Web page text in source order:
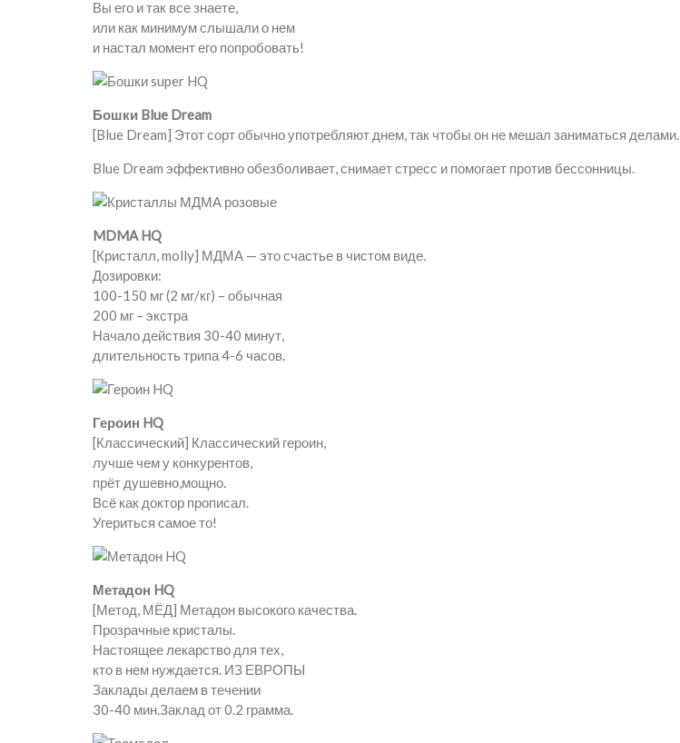
Вы его и так все знаете,
или как минимум слышали о нем
и настал момент его попробовать!
Бошки Blue Dream
[Blue Dream] Этот сорт обычно употребляют днем, так чтобы он не мешал заниматься делами.
Blue Dream эффективно обезболивает, снимает стресс и помогает против бессонницы.
MDMA HQ
[Кристалл, molly] МДМА — это счастье в чистом виде.
Дозировки:
100-150 мг (2 мг/кг) – обычная
200 мг – экстра
Начало действия 30-40 минут,
длительность трипа 4-6 часов.
Героин HQ
[Классический] Классический героин,
лучше чем у конкурентов,
прёт душевно,мощно.
Всё как доктор прописал.
Угериться самое то!
Метадон HQ
[Метод, МЁД] Метадон высокого качества.
Прозрачные кристалы.
Настоящее лекарство для тех,
кто в нем нуждается. ИЗ ЕВРОПЫ
Заклады делаем в течении
30-40 мин.Заклад от 0.2 грамма.